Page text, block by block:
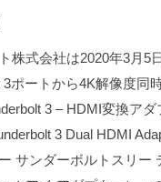
株式会社は2020年3月5
3ポートから4K解像度同
3 – HDMI変換アダ
3 Dual HDMI
サンダーボルトスリー